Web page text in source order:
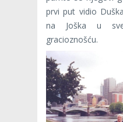
prvi put vidio
na Joška u
gracioznošću.